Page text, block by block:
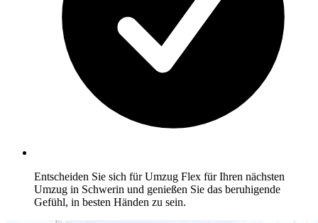
Entscheiden Sie sich für Umzug Flex für Ihren nächsten
Umzug in Schwerin und genießen Sie das beruhigende
Gefühl, in besten Händen zu sein.